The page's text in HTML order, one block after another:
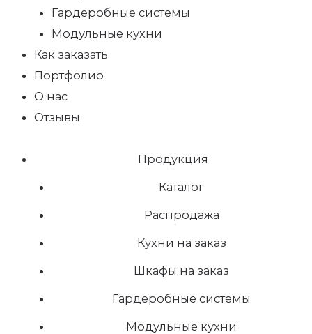
Гардеробные системы
Модульные кухни
Как заказать
Портфолио
О нас
Отзывы
Продукция
Каталог
Распродажа
Кухни на заказ
Шкафы на заказ
Гардеробные системы
Модульные кухни